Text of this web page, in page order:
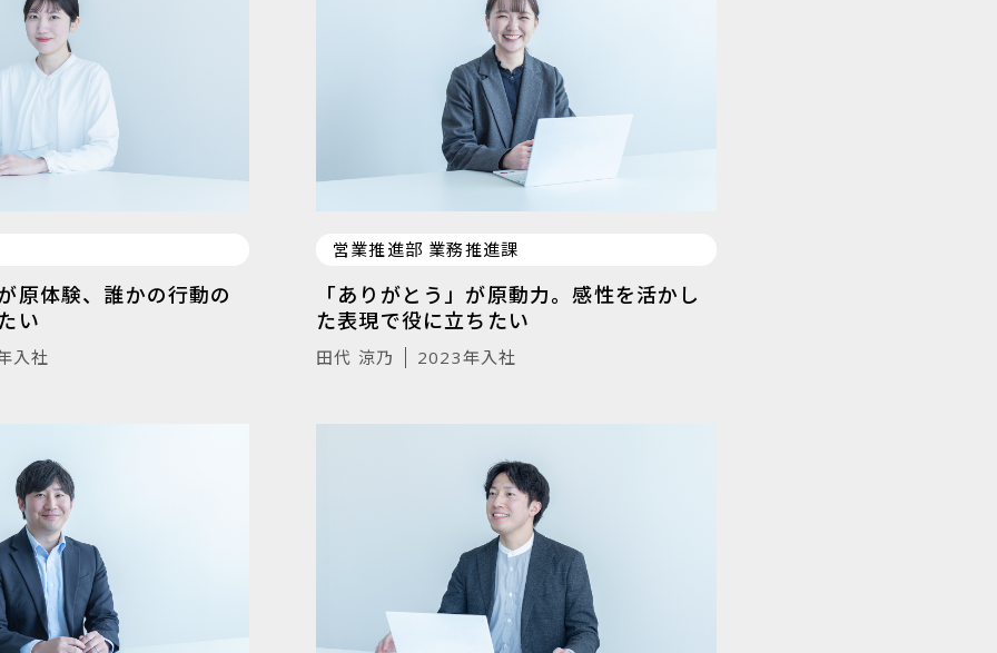
原体験、誰かの行動の
い
入社
営業推進部 業務推進課
「ありがとう」が原動力。感性を活かし
た表現で役に立ちたい
田代 涼乃 2023年入社